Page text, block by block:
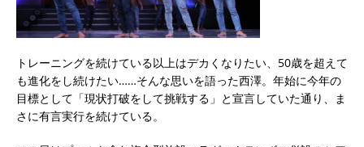
トレーニングを続けている以上はデカくなりたい、50歳を超えて
も進化をし続けたい……そんな思いを語った西澤。年始に今年の
目標として「現状打破をして挑戦する」と宣言していた通り、ま
さに有言実行を続けている。